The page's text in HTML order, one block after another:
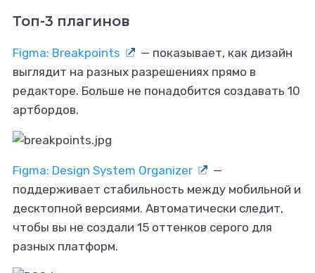
Топ-3 плагинов
Figma: Breakpoints
— показывает, как дизайн
выглядит на разных разрешениях прямо в
редакторе. Больше не понадобится создавать 10
артбордов.
Figma: Design System Organizer
—
поддерживает стабильность между мобильной и
десктопной версиями. Автоматически следит,
чтобы вы не создали 15 оттенков серого для
разных платформ.